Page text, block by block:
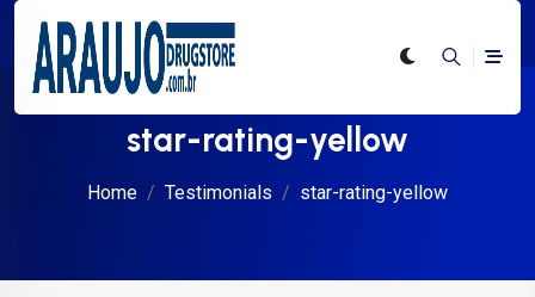
star-rating-yellow
Home Testimonials star-rating-yellow